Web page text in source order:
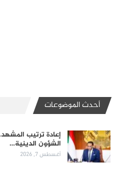
أحدث الموضوعات
إعادة ترتيب
الشؤون الدينية…
أغسطس 7, 2026